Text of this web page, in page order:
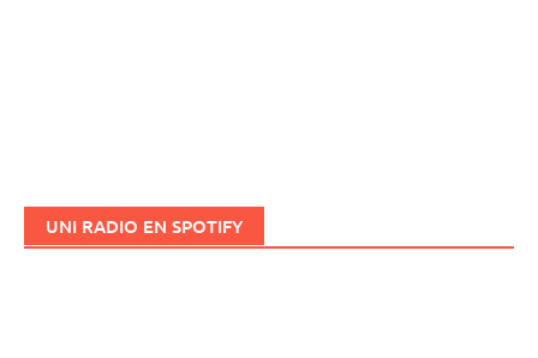
UNI RADIO EN SPOTIFY